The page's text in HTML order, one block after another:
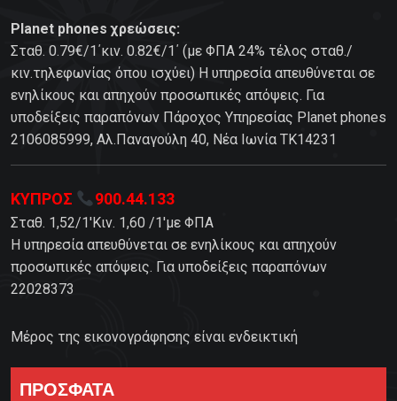
Planet phones χρεώσεις:
Σταθ. 0.79€/1΄κιν. 0.82€/1΄ (με ΦΠΑ 24% τέλος σταθ./
κιν.τηλεφωνίας όπου ισχύει) Η υπηρεσία απευθύνεται σε
ενηλίκους και απηχούν προσωπικές απόψεις. Για
υποδείξεις παραπόνων Πάροχος Υπηρεσίας Planet phones
2106085999, Αλ.Παναγούλη 40, Νέα Ιωνία TK14231
ΚΥΠΡΟΣ 900.44.133
Σταθ. 1,52/1'Κιν. 1,60 /1'με ΦΠΑ
Η υπηρεσία απευθύνεται σε ενηλίκους και απηχούν
προσωπικές απόψεις. Για υποδείξεις παραπόνων
22028373
Μέρος της εικονογράφησης είναι ενδεικτική
ΠΡΟΣΦΑΤΑ